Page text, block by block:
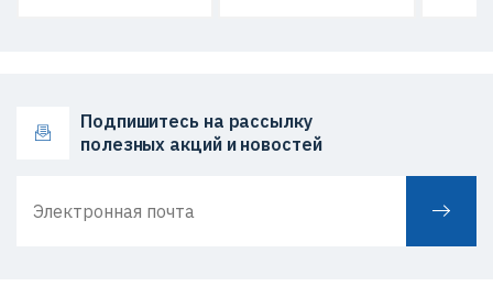
Подпишитесь на рассылку
полезных акций и новостей